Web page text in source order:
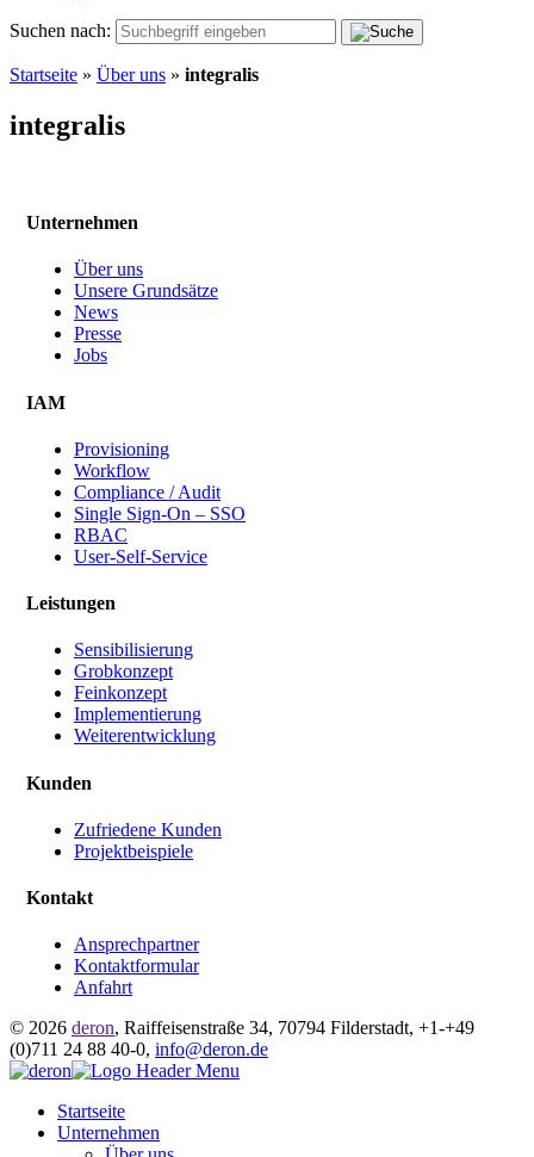
Suchen nach:
Startseite » Über uns » integralis
integralis
Unternehmen
Über uns
Unsere Grundsätze
News
Presse
Jobs
IAM
Provisioning
Workflow
Compliance / Audit
Single Sign-On – SSO
RBAC
User-Self-Service
Leistungen
Sensibilisierung
Grobkonzept
Feinkonzept
Implementierung
Weiterentwicklung
Kunden
Zufriedene Kunden
Projektbeispiele
Kontakt
Ansprechpartner
Kontaktformular
Anfahrt
© 2026 deron, Raiffeisenstraße 34, 70794 Filderstadt, +1-+49
(0)711 24 88 40-0, info@deron.de
Startseite
Unternehmen